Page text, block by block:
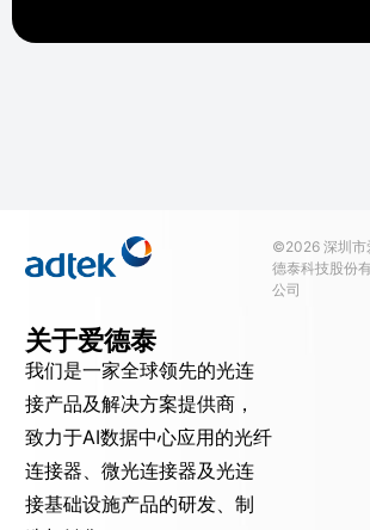
关于爱德泰
我们是一家全球领先的光连
接产品及解决方案提供商，
致力于AI数据中心应用的光纤
连接器、微光连接器及光连
接基础设施产品的研发、制
©2026 深圳市
德泰科技股份
公司